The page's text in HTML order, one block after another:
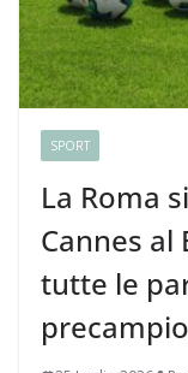
SPORT
La Roma
Cannes
tutte le